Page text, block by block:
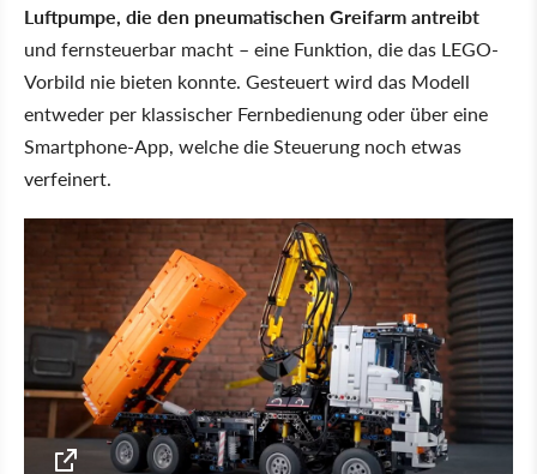
Luftpumpe, die den pneumatischen Greifarm antreibt
und fernsteuerbar macht – eine Funktion, die das LEGO-
Vorbild nie bieten konnte. Gesteuert wird das Modell
entweder per klassischer Fernbedienung oder über eine
Smartphone-App, welche die Steuerung noch etwas
verfeinert.